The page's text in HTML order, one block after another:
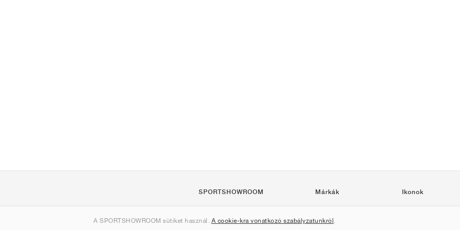
A SPORTSHOWROOM sütiket használ. A cookie-kra vonatkozó szabályzatunkról
SPORTSHOWROOM
Kapcsolat
Márkák
Jordan
Ikonok